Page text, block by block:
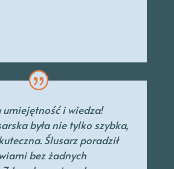
umiejętność i wiedza!
była nie tylko szybka,
Ślusarz poradził
bez żadnych